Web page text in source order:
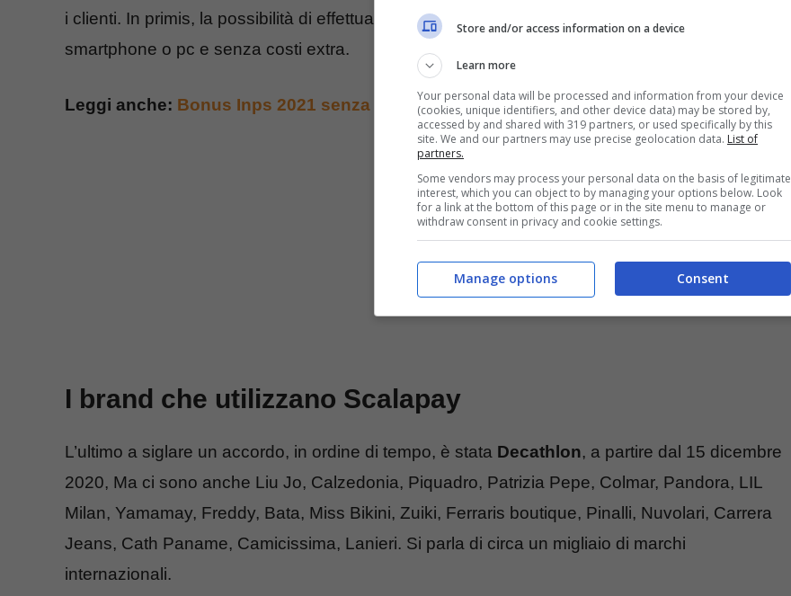
i clienti. In primis, la possibilità di effettuare
acquisti dilazionati a tasso zero
smartphone o pc e senza costi extra.
Leggi anche: Bonus Inps 2021 senza Isee, quali sono e chi ne ha diritto
I brand che utilizzano Scalapay
L’ultimo a siglare un accordo, in ordine di tempo, è stata Decathlon, a partire dal 15 dicembre
2020, Ma ci sono anche Liu Jo, Calzedonia, Piquadro, Patrizia Pepe, Colmar, Pandora, LIL
Milan, Yamamay, Freddy, Bata, Miss Bikini, Zuiki, Ferraris boutique, Pinalli, Nuvolari, Carrera
Jeans, Cath Paname, Camicissima, Lanieri. Si parla di circa un migliaio di marchi
internazionali.
Store and/or access information on a device
Learn more
Your personal data will be processed and information from your device
(cookies, unique identifiers, and other device data) may be stored by,
accessed by and shared with 319 partners, or used specifically by this
site. We and our partners may use precise geolocation data. List of
partners.
Some vendors may process your personal data on the basis of legitimate
interest, which you can object to by managing your options below. Look
for a link at the bottom of this page or in the site menu to manage or
withdraw consent in privacy and cookie settings.
Consent
Manage options